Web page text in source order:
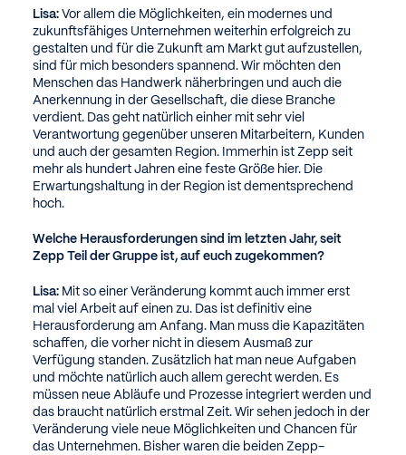
Lisa: Vor allem die Möglichkeiten, ein modernes und
zukunftsfähiges Unternehmen weiterhin erfolgreich zu
gestalten und für die Zukunft am Markt gut aufzustellen,
sind für mich besonders spannend. Wir möchten den
Menschen das Handwerk näherbringen und auch die
Anerkennung in der Gesellschaft, die diese Branche
verdient. Das geht natürlich einher mit sehr viel
Verantwortung gegenüber unseren Mitarbeitern, Kunden
und auch der gesamten Region. Immerhin ist Zepp seit
mehr als hundert Jahren eine feste Größe hier. Die
Erwartungshaltung in der Region ist dementsprechend
hoch.
Welche Herausforderungen sind im letzten Jahr, seit
Zepp Teil der Gruppe ist, auf euch zugekommen?
Lisa: Mit so einer Veränderung kommt auch immer erst
mal viel Arbeit auf einen zu. Das ist definitiv eine
Herausforderung am Anfang. Man muss die Kapazitäten
schaffen, die vorher nicht in diesem Ausmaß zur
Verfügung standen. Zusätzlich hat man neue Aufgaben
und möchte natürlich auch allem gerecht werden. Es
müssen neue Abläufe und Prozesse integriert werden und
das braucht natürlich erstmal Zeit. Wir sehen jedoch in der
Veränderung viele neue Möglichkeiten und Chancen für
das Unternehmen. Bisher waren die beiden Zepp-